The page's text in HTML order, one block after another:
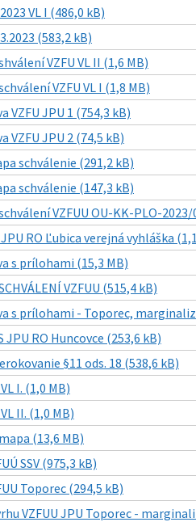
VL I (486,0 kB)
(583,2 kB)
VZFU VL II (1,6 MB)
VZFU VL I (1,8 MB)
VZFU JPU 1 (754,3 kB)
VZFU JPU 2 (74,5 kB)
schválenie (291,2 kB)
schválenie (147,3 kB)
VZFUU OU-KK-PLO-
RO Ľubica verejná vyhláška
s prílohami (15,3 MB)
VZFUU (515,4 kB)
s prílohami - Toporec,
JPU RO Huncovce (253,6 kB)
§11 ods. 18 (538,6 kB)
I. (1,0 MB)
II. (1,0 MB)
(13,6 MB)
SSV (975,3 kB)
Toporec (294,5 kB)
VZFUU JPU Toporec -